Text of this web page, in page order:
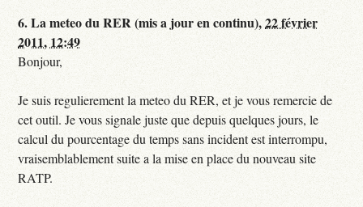
6.La meteo du RER (mis a jour en continu),22 février
2011, 12:49
Bonjour,
Je suis regulierement la meteo du RER, et je vous remercie de
cet outil. Je vous signale juste que depuis quelques jours, le
calcul du pourcentage du temps sans incident est interrompu,
vraisemblablement suite a la mise en place du nouveau site
RATP.